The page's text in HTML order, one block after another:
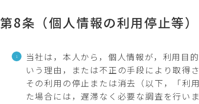
第8条（個人情報の利用停止等）
当社は，本人から，個人情報が，利用目
いう理由，または不正の手段により取得
その利用の停止または消去（以下，「利
た場合には，遅滞なく必要な調査を行いま